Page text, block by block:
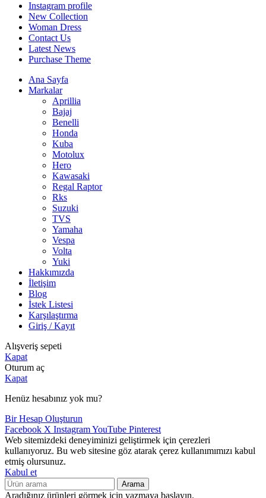
Instagram profile
New Collection
Woman Dress
Contact Us
Latest News
Purchase Theme
Ana Sayfa
Markalar
Aprillia
Bajaj
Benelli
Honda
Kuba
Motolux
Hero
Kawasaki
Regal Raptor
Rks
Suzuki
TVS
Yamaha
Vespa
Volta
Yuki
Hakkımızda
İletişim
Blog
İstek Listesi
Karşılaştırma
Giriş / Kayıt
Alışveriş sepeti
Kapat
Oturum aç
Kapat
Henüz hesabınız yok mu?
Bir Hesap Oluşturun
Facebook X InstagramYouTube Pinterest
Web sitemizdeki deneyiminizi geliştirmek için çerezleri
kullanıyoruz. Bu web sitesine göz atarak çerez kullanımımızı kabul
etmiş olursunuz.
Kabul et
Arama
Aradığınız ürünleri görmek için yazmaya başlayın.